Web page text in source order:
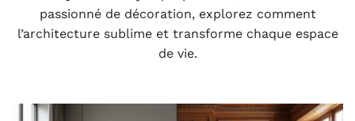
passionné de décoration, explorez comment
l’architecture sublime et transforme chaque espace
de vie.